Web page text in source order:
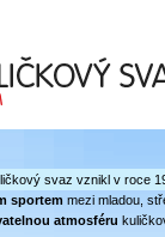
svaz vznikl v roce
sportem mezi mladou,
atmosféru